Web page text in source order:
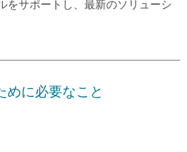
をサポートし、最新のソリューシ
めに必要なこと